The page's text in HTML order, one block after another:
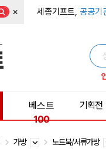
× 세종기프트, 공공기
베스트
100
기획전
가방 노트북/서류가방